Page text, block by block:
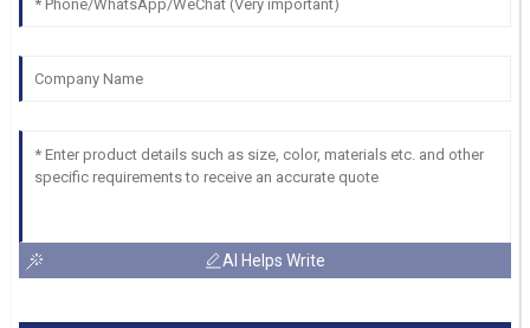
AI Helps Write